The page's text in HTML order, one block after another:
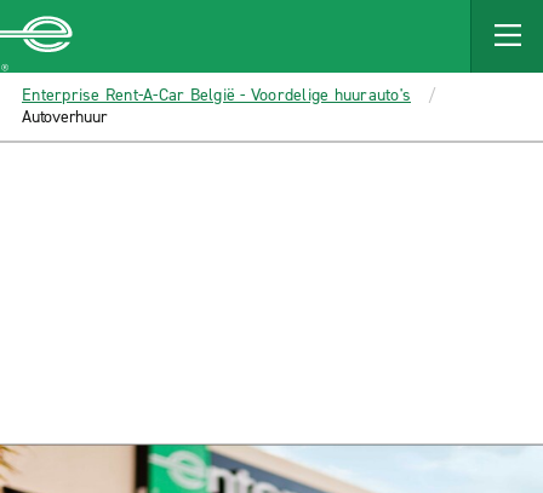
MAIN
CONTENT
Enterprise
Enterprise Rent-A-Car België - Voordelige huurauto's
Autoverhuur